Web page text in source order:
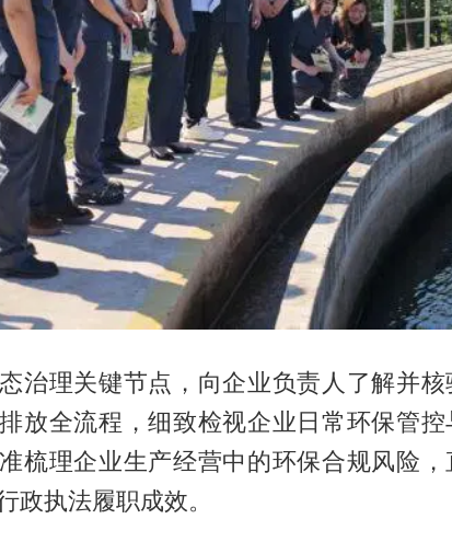
治理关键节点，向企业负责人了解并
放全流程，细致检视企业日常环保管
梳理企业生产经营中的环保合规风险
政执法履职成效。